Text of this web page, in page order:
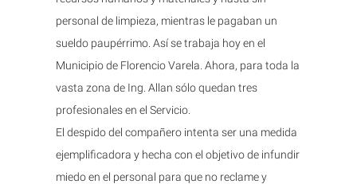
personal de limpieza, mientras le pagaban un
sueldo paupérrimo. Así se trabaja hoy en el
Municipio de Florencio Varela. Ahora, para toda la
vasta zona de Ing. Allan sólo quedan tres
profesionales en el Servicio.
El despido del compañero intenta ser una medida
ejemplificadora y hecha con el objetivo de infundir
miedo en el personal para que no reclame y